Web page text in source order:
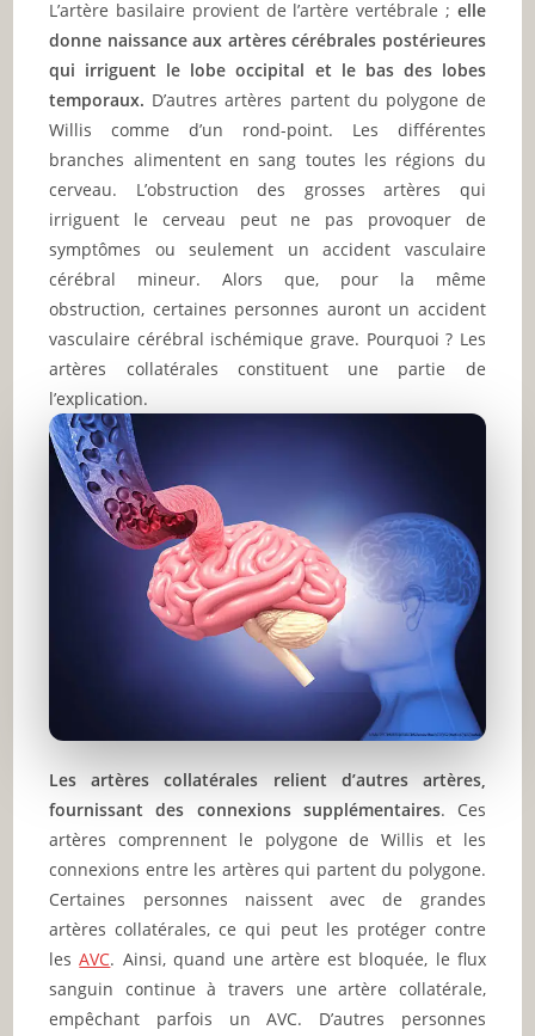
L’artère basilaire provient de l’artère vertébrale ; elle
donne naissance aux artères cérébrales postérieures
qui irriguent le lobe occipital et le bas des lobes
temporaux. D’autres artères partent du polygone de
Willis comme d’un rond-point. Les différentes
branches alimentent en sang toutes les régions du
cerveau. L’obstruction des grosses artères qui
irriguent le cerveau peut ne pas provoquer de
symptômes ou seulement un accident vasculaire
cérébral mineur. Alors que, pour la même
obstruction, certaines personnes auront un accident
vasculaire cérébral ischémique grave. Pourquoi ? Les
artères collatérales constituent une partie de
l’explication.
Les artères collatérales relient d’autres artères,
fournissant des connexions supplémentaires. Ces
artères comprennent le polygone de Willis et les
connexions entre les artères qui partent du polygone.
Certaines personnes naissent avec de grandes
artères collatérales, ce qui peut les protéger contre
lesAVC. Ainsi, quand une artère est bloquée, le flux
sanguin continue à travers une artère collatérale,
empêchant parfois un AVC. D’autres personnes